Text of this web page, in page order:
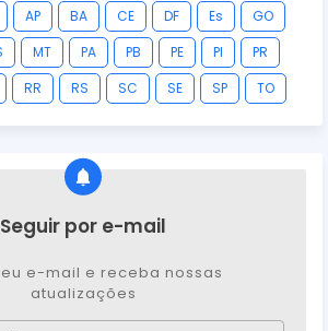
AP BA CE DF Es
GO
MT PA PB PE PI
PR
RR RS SC SE SP TO
Seguir por e-mail
e-mail e receba nossas
atualizações